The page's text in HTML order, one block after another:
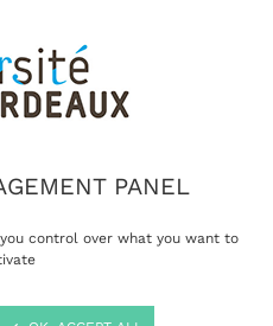
PANEL
control over what you want to
pour déchiffrer ce